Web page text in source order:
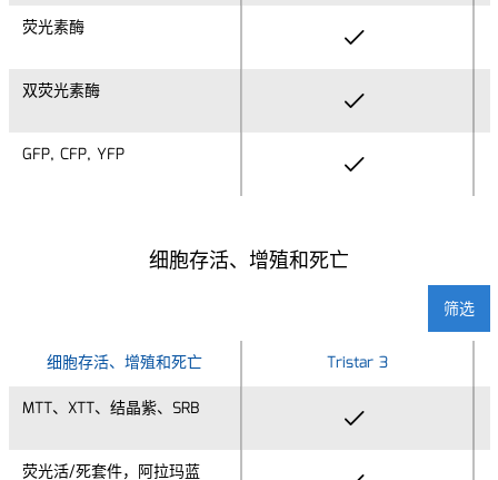
荧光素酶
双荧光素酶
GFP, CFP, YFP
荧光素酶
双荧光素酶
GFP, CFP, YFP
细胞存活、增殖和死亡
筛选
细胞存活、增殖和死亡
MTT、XTT、结晶紫、SRB
荧光活/死套件，阿拉玛蓝
细胞存活、增殖和死亡
Tristar 3
MTT、XTT、结晶紫、SRB
荧光活/死套件，阿拉玛蓝